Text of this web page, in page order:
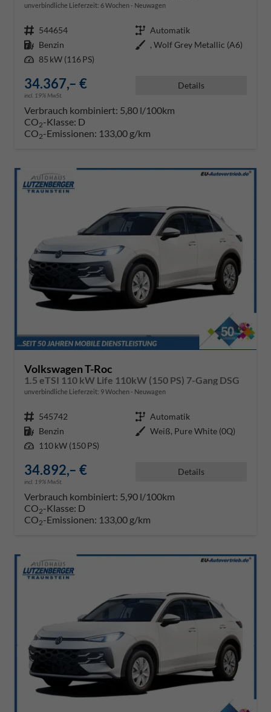
unverbindliche Lieferzeit: 6 Wochen Neuwagen
Fahrzeugnr. 544654 Getriebe Automatik
Kraftstoff Benzin Außenfarbe , Wolf Grey Metallic (A6)
Leistung 85 kW (116 PS)
34.367,– €
incl. 19% MwSt.
Details
Verbrauch kombiniert: 5,80 l/100km
CO2-Klasse: D
CO2-Emissionen: 133,00 g/km
Volkswagen T-Roc
1.5 eTSI 110 kW Life 110kW (150 PS) 7-Gang DSG
unverbindliche Lieferzeit: 9 Wochen Neuwagen
Fahrzeugnr. 545742 Getriebe Automatik
Kraftstoff Benzin Außenfarbe Weiß, Pure White (0Q)
Leistung 110 kW (150 PS)
34.892,– €
incl. 19% MwSt.
Details
Verbrauch kombiniert: 5,90 l/100km
CO2-Klasse: D
CO2-Emissionen: 133,00 g/km